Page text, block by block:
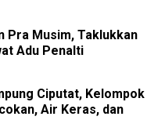
Pra Musim, Taklukkan
Adu Penalti
Ciputat, Kelompok
Air Keras, dan